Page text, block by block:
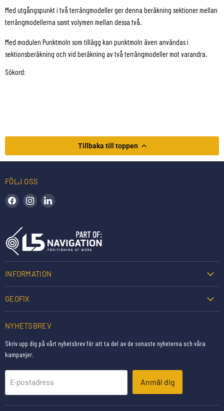
Med utgångspunkt i två terrängmodeller ger denna beräkning sektioner mellan
terrängmodellerna samt volymen mellan dessa två.
Med modulen Punktmoln som tillägg kan punktmoln även användas i
sektionsberäkning och vid beräkning av två terrängmodeller mot varandra.
Sökord:
Tillbaka till toppen
FÖLJ OSS
Hitta oss på Facebook
Hitta oss på Instagram
INFORMATION
GEOFIX
NYHETSBREV
Skriv upp dig på vårt nyhetsbrev för att ta del av de senaste nyheterna och våra
kampanjer.
E-postadress Anmäl dig